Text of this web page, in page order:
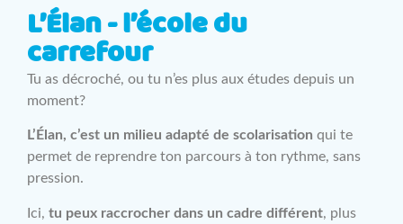
L’Élan - l’école du
carrefour
Tu as décroché, ou tu n’es plus aux études depuis un
moment?
L’Élan, c’est un milieu adapté de scolarisation qui te
permet de reprendre ton parcours à ton rythme, sans
pression.
Ici, tu peux raccrocher dans un cadre différent, plus